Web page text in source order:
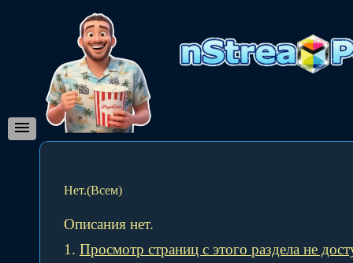
Нет.(Всем)
Описания нет.
1. Просмотр страниц с этого раздела не